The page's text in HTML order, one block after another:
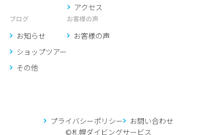
アクセス
ブログ
お知らせ
ショップツアー
その他
お客様の声
お客様の声
プライバシーポリシー
お問い合わせ
©︎札幌ダイビングサービス